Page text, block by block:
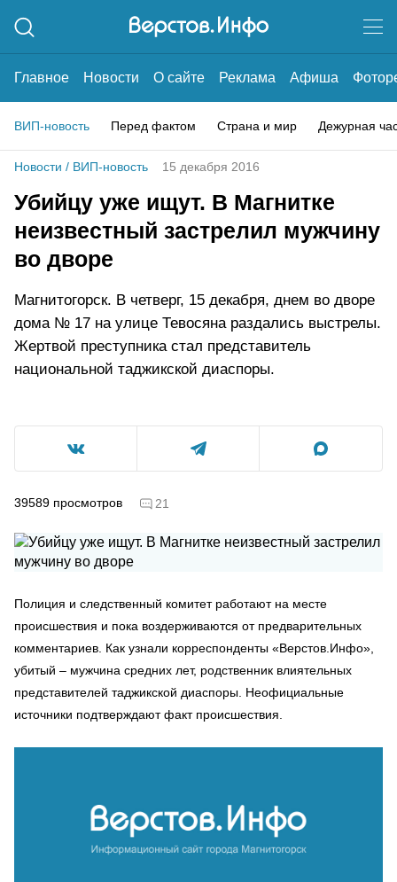
Главное Новости О сайте Реклама Афиша
ВИП-новость Перед фактом Страна и мир Дежурная
Новости / ВИП-новость 15 декабря 2016
Убийцу уже ищут. В Магнитке
неизвестный застрелил мужчину
во дворе
Магнитогорск. В четверг, 15 декабря, днем во дворе
дома № 17 на улице Тевосяна раздались выстрелы.
Жертвой преступника стал представитель
национальной таджикской диаспоры.
39589 просмотров 21
Полиция и следственный комитет работают на месте
происшествия и пока воздерживаются от предварительных
комментариев. Как узнали корреспонденты «Верстов.Инфо»,
убитый – мужчина средних лет, родственник влиятельных
представителей таджикской диаспоры. Неофициальные
источники подтверждают факт происшествия.